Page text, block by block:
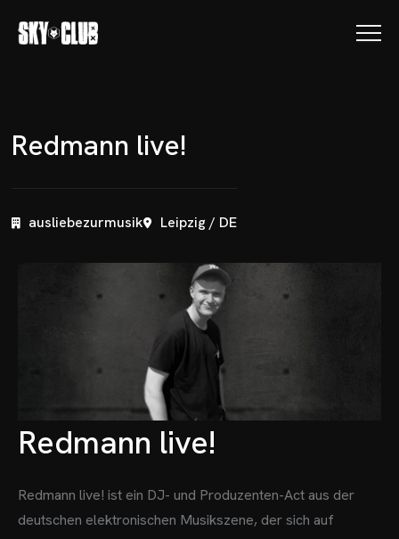
Redmann live!
ausliebezurmusik Leipzig / DE
Redmann live!
Redmann live! ist ein DJ- und Produzenten-Act aus der
deutschen elektronischen Musikszene, der sich auf